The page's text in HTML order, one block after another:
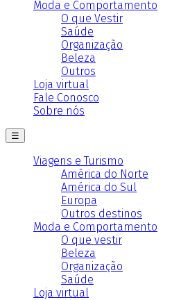
Moda e Comportamento
O que Vestir
Saúde
Organização
Beleza
Outros
Loja virtual
Fale Conosco
Sobre nós
☰
Viagens e Turismo
América do Norte
América do Sul
Europa
Outros destinos
Moda e Comportamento
O que vestir
Beleza
Organização
Saúde
Loja virtual